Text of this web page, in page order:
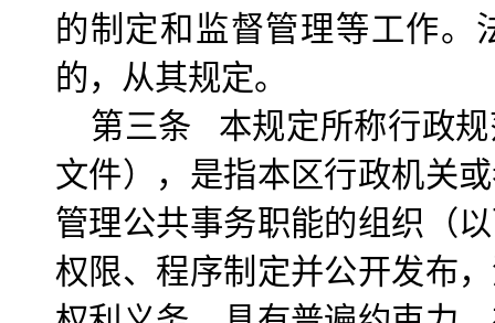
的制定和监督管理等工作。
的，从其规定。
第三条 本规定所称行政
文件），是指本区行政机关
管理公共事务职能的组织（
权限、程序制定并公开发布